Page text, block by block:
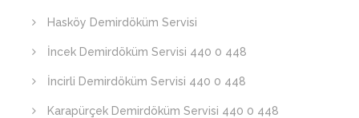
Hasköy Demirdöküm Servisi
İncek Demirdöküm Servisi 440 0 448
İncirli Demirdöküm Servisi 440 0 448
Karapürçek Demirdöküm Servisi 440 0 448